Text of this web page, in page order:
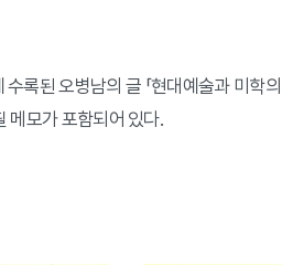
수록된 오병남의 글 「현대예술과 미
메모가 포함되어 있다.